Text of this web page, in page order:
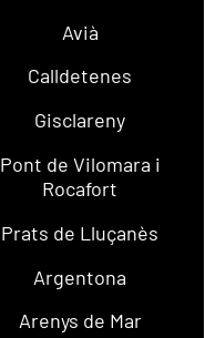
Avià
Calldetenes
Gisclareny
Pont de Vilomara i
Rocafort
Prats de Lluçanès
Argentona
Arenys de Mar